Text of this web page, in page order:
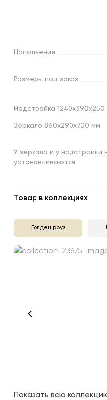
Наполнение
Размеры под заказ
Надстройка 1240х390х250
Зеркало 860х290х700 мм
У зеркала и у надстройки
устанавливаются
Товар в коллекциях
Голден роуз
Показать всю